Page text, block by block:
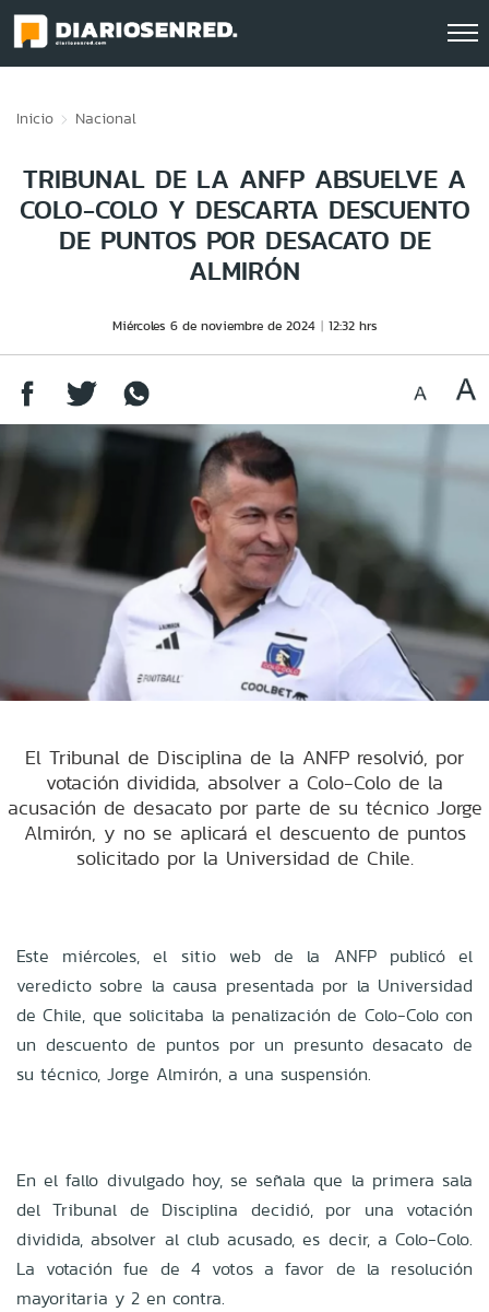
Inicio Nacional
TRIBUNAL DE LA ANFP ABSUELVE A
COLO-COLO Y DESCARTA DESCUENTO
DE PUNTOS POR DESACATO DE
ALMIRÓN
Miércoles 6 de noviembre de 2024 12:32 hrs
El Tribunal de Disciplina de la ANFP resolvió, por
votación dividida, absolver a Colo-Colo de la
acusación de desacato por parte de su técnico Jorge
Almirón, y no se aplicará el descuento de puntos
solicitado por la Universidad de Chile.
Este miércoles, el sitio web de la ANFP publicó el
veredicto sobre la causa presentada por la Universidad
de Chile, que solicitaba la penalización de Colo-Colo con
un descuento de puntos por un presunto desacato de
su técnico, Jorge Almirón, a una suspensión.
En el fallo divulgado hoy, se señala que la primera sala
del Tribunal de Disciplina decidió, por una votación
dividida, absolver al club acusado, es decir, a Colo-Colo.
La votación fue de 4 votos a favor de la resolución
mayoritaria y 2 en contra.